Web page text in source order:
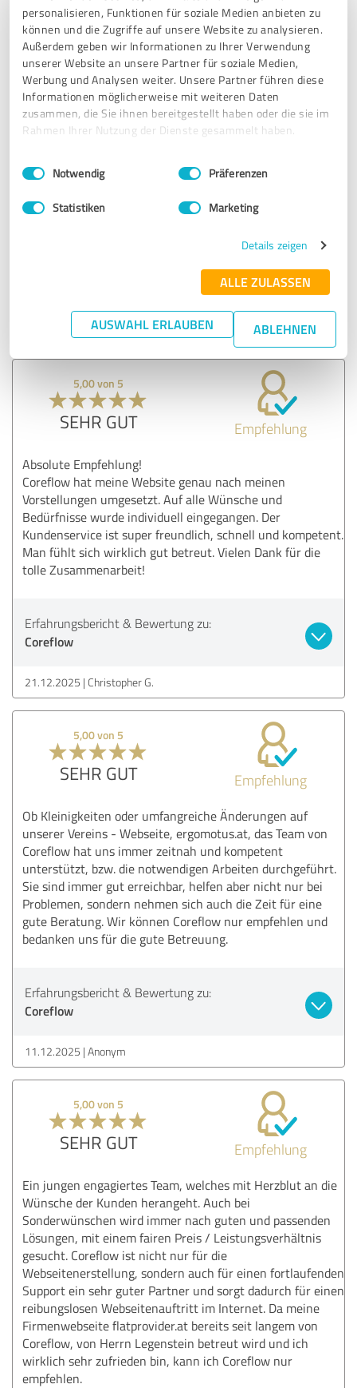
personalisieren, Funktionen für soziale Medien anbieten zu
können und die Zugriffe auf unsere Website zu analysieren.
Außerdem geben wir Informationen zu Ihrer Verwendung
unserer Website an unsere Partner für soziale Medien,
Werbung und Analysen weiter. Unsere Partner führen diese
Informationen möglicherweise mit weiteren Daten
zusammen, die Sie ihnen bereitgestellt haben oder die sie im
Rahmen Ihrer Nutzung der Dienste gesammelt haben.
Impressum Datenschutzbestimmungen
Einwilligungsauswahl
Notwendig Präferenzen
Statistiken Marketing
Details zeigen
ALLE ZULASSEN
AUSWAHL ERLAUBEN ABLEHNEN
10.02.2026 Michaela P.
5,00 von 5
SEHR GUT Empfehlung
Wir mit unseren Betrieb DJV Gebäudereinigung sind sehr
zufrieden
Wir würden sogar 6 Sterne geben wenn möglich wäre.
Weiter so und Danke für Alles
Erfahrungsbericht & Bewertung zu:
Anonym
5,00 von 5
SEHR GUT Empfehlung
Absolute Empfehlung!
Coreflow hat meine Website genau nach meinen
Vorstellungen umgesetzt. Auf alle Wünsche und
Bedürfnisse wurde individuell eingegangen. Der
Kundenservice ist super freundlich, schnell und kompetent.
Man fühlt sich wirklich gut betreut. Vielen Dank für die
tolle Zusammenarbeit!
Erfahrungsbericht & Bewertung zu:
Coreflow
21.12.2025 Christopher G.
5,00 von 5
SEHR GUT Empfehlung
Ob Kleinigkeiten oder umfangreiche Änderungen auf
unserer Vereins - Webseite, ergomotus.at, das Team von
Coreflow hat uns immer zeitnah und kompetent
unterstützt, bzw. die notwendigen Arbeiten durchgeführt.
Sie sind immer gut erreichbar, helfen aber nicht nur bei
Problemen, sondern nehmen sich auch die Zeit für eine
gute Beratung. Wir können Coreflow nur empfehlen und
bedanken uns für die gute Betreuung.
Erfahrungsbericht & Bewertung zu:
Coreflow
11.12.2025 Anonym
5,00 von 5
SEHR GUT Empfehlung
Ein jungen engagiertes Team, welches mit Herzblut an die
Wünsche der Kunden herangeht. Auch bei
Sonderwünschen wird immer nach guten und passenden
Lösungen, mit einem fairen Preis / Leistungsverhältnis
gesucht. Coreflow ist nicht nur für die
Webseitenerstellung, sondern auch für einen fortlaufenden
Support ein sehr guter Partner und sorgt dadurch für einen
reibungslosen Webseitenauftritt im Internet. Da meine
Firmenwebseite flatprovider.at bereits seit langem von
Coreflow, von Herrn Legenstein betreut wird und ich
wirklich sehr zufrieden bin, kann ich Coreflow nur
empfehlen.